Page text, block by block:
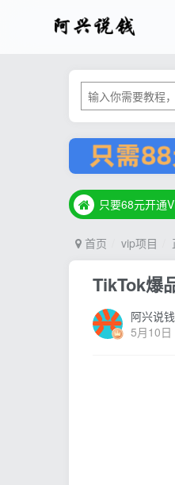
只要68元开通
只要68元开通
只要68元开通
首页 vip项目
TikTok爆
阿兴说钱
5月10日